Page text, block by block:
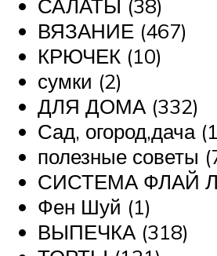
САЛАТЫ (38)
ВЯЗАНИЕ (467)
КРЮЧЕК (10)
сумки (2)
ДЛЯ ДОМА (332)
Сад, огород,дача
полезные советы
СИСТЕМА ФЛАЙ
Фен Шуй (1)
ВЫПЕЧКА (318)